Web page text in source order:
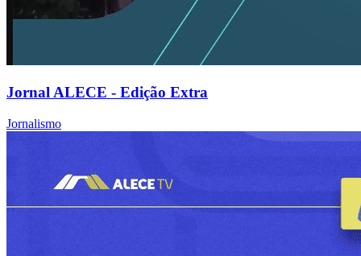
Jornal ALECE - Edição Extra
Jornalismo